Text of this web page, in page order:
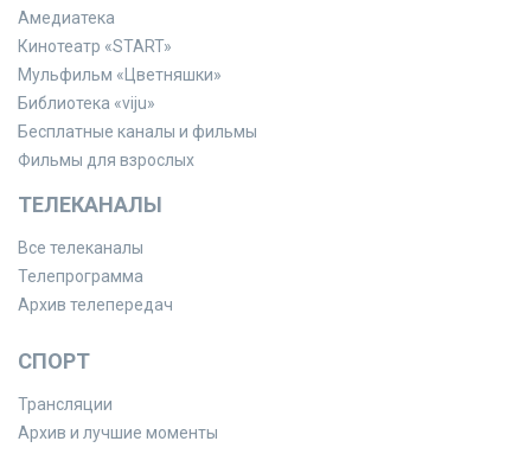
Амедиатека
Кинотеатр «START»
Мульфильм «Цветняшки»
Библиотека «viju»
Бесплатные каналы и фильмы
Фильмы для взрослых
ТЕЛЕКАНАЛЫ
Все телеканалы
Телепрограмма
Архив телепередач
СПОРТ
Трансляции
Архив и лучшие моменты